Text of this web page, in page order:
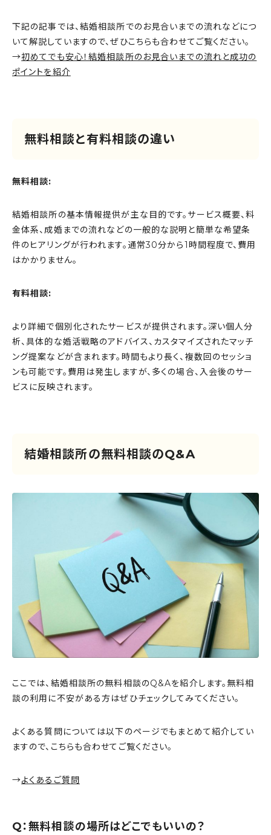
下記の記事では、結婚相談所でのお見合いまでの流れなどにつ
いて解説していますので、ぜひこちらも合わせてご覧ください。
→初めてでも安心！結婚相談所のお見合いまでの流れと成功の
ポイントを紹介
無料相談と有料相談の違い
無料相談:
結婚相談所の基本情報提供が主な目的です。サービス概要、料
金体系、成婚までの流れなどの一般的な説明と簡単な希望条
件のヒアリングが行われます。通常30分から1時間程度で、費用
はかかりません。
有料相談:
より詳細で個別化されたサービスが提供されます。深い個人分
析、具体的な婚活戦略のアドバイス、カスタマイズされたマッチ
ング提案などが含まれます。時間もより長く、複数回のセッショ
ンも可能です。費用は発生しますが、多くの場合、入会後のサー
ビスに反映されます。
結婚相談所の無料相談のQ&A
ここでは、結婚相談所の無料相談のQ&Aを紹介します。無料相
談の利用に不安がある方はぜひチェックしてみてください。
よくある質問については以下のページでもまとめて紹介してい
ますので、こちらも合わせてご覧ください。
→よくあるご質問
Q：無料相談の場所はどこでもいいの？